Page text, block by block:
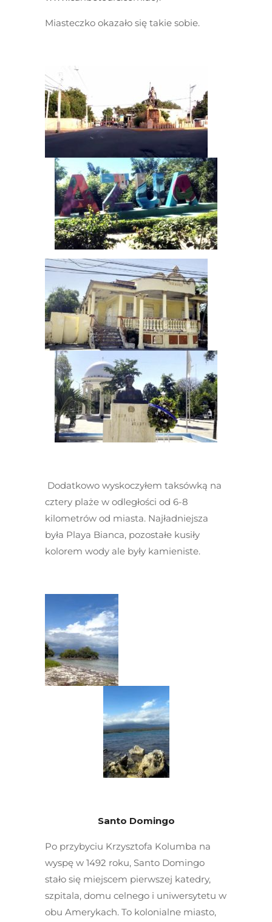
Miasteczko okazało się takie sobie.
Dodatkowo wyskoczyłem taksówką na
cztery plaże w odległości od 6-8
kilometrów od miasta. Najładniejsza
była Playa Bianca, pozostałe kusiły
kolorem wody ale były kamieniste.
Santo Domingo
Po przybyciu Krzysztofa Kolumba na
wyspę w 1492 roku, Santo Domingo
stało się miejscem pierwszej katedry,
szpitala, domu celnego i uniwersytetu w
obu Amerykach. To kolonialne miasto,